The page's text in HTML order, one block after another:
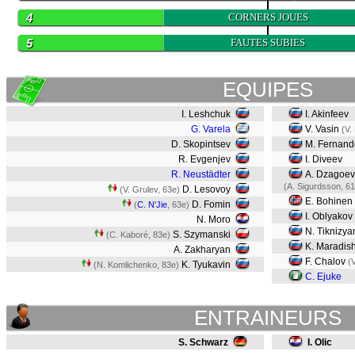
CORNERS JOUES
4
FAUTES SUBIES
5
EQUIPES
I. Leshchuk
G. Varela
D. Skopintsev
R. Evgenjev
R. Neustädter
(V. Grulev, 63e) D. Lesovoy
(C. N'Jie , 63e) D. Fomin
N. Moro
(C. Kaboré, 83e) S. Szymanski
A. Zakharyan
(N. Komlichenko, 83e) K. Tyukavin
I. Akinfeev
V. Vasin (V.
M.
I. Diveev
A. Dzagoev
(A. Sigurdsson,
E. Bohinen
I. Oblyakov
N.
K.
F. Chalov
C. Ejuke
ENTRAINEURS
S. Schwarz I. Olic